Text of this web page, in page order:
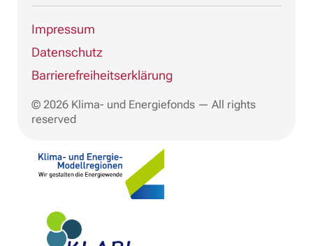
Impressum
Datenschutz
Barrierefreiheitserklärung
© 2026 Klima- und Energiefonds — All rights
reserved